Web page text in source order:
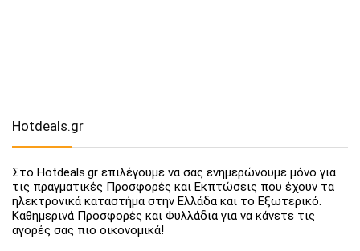
Hotdeals.gr
Στο Hotdeals.gr επιλέγουμε να σας ενημερώνουμε μόνο για
τις πραγματικές Προσφορές και Εκπτώσεις που έχουν τα
ηλεκτρονικά καταστήμα στην Ελλάδα και το Εξωτερικό.
Καθημερινά Προσφορές και Φυλλάδια για να κάνετε τις
αγορές σας πιο οικονομικά!